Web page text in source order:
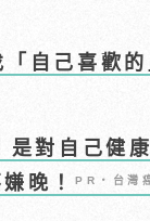
自己喜歡
是對自己健
晚！PR・台灣